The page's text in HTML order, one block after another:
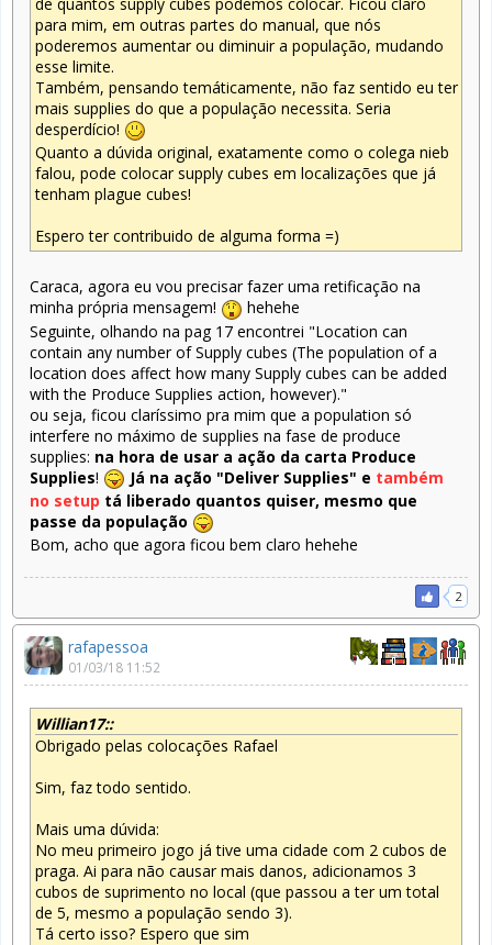
para mim, em outras partes do manual, que nós
poderemos aumentar ou diminuir a população, mudando
esse limite.
Também, pensando temáticamente, não faz sentido eu ter
mais supplies do que a população necessita. Seria
desperdício!
Quanto a dúvida original, exatamente como o colega nieb
falou, pode colocar supply cubes em localizações que já
tenham plague cubes!
Espero ter contribuido de alguma forma =)
Caraca, agora eu vou precisar fazer uma retificação na
minha própria mensagem!
hehehe
Seguinte, olhando na pag 17 encontrei "Location can
contain any number of Supply cubes (The population of a
location does affect how many Supply cubes can be added
with the Produce Supplies action, however)."
ou seja, ficou claríssimo pra mim que a population só
interfere no máximo de supplies na fase de produce
supplies: na hora de usar a ação da carta Produce
Supplies! Já na ação "Deliver Supplies" e também
no setup tá liberado quantos quiser, mesmo que
passe da população
Bom, acho que agora ficou bem claro hehehe
2
rafapessoa
01/03/18 11:52
Willian17::
Obrigado pelas colocações Rafael
Sim, faz todo sentido.
Mais uma dúvida:
No meu primeiro jogo já tive uma cidade com 2 cubos de
praga. Ai para não causar mais danos, adicionamos 3
cubos de suprimento no local (que passou a ter um total
de 5, mesmo a população sendo 3).
Tá certo isso? Espero que sim